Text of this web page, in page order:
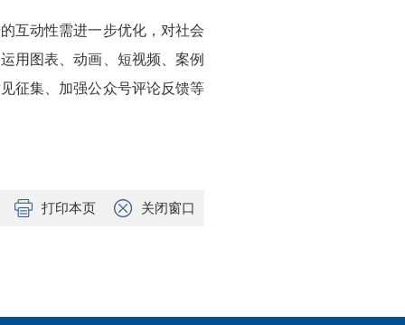
互动性需进一步优化，对社会
用图表、动画、短视频、案例
征集、加强公众号评论反馈等
打印本页 关闭窗口